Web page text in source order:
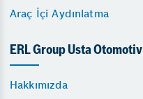
Araç İçi Aydınlatma
ERL Group Usta Otomotiv
Hakkımızda